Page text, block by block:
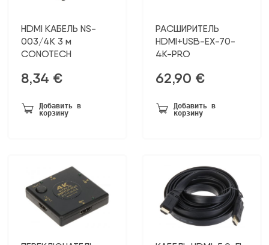
HDMI КАБЕЛЬ NS-
003/4K 3 м
CONOTECH
8,34 €
Добавить в
корзину
РАСШИРИТЕЛЬ
HDMI+USB-EX-70-
4K-PRO
62,90 €
Добавить в
корзину